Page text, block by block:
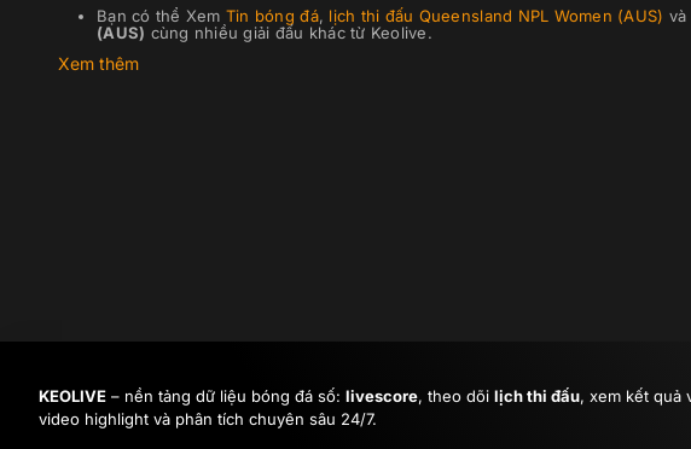
Bạn có thể Xem Tin bóng đá, lịch thi đấu Queensland NPL Women (AUS) và
(AUS) cùng nhiều giải đấu khác từ Keolive.
Xem thêm
KEOLIVE – nền tảng dữ liệu bóng đá số: livescore, theo dõi lịch thi đấu, xem kết quả
video highlight và phân tích chuyên sâu 24/7.